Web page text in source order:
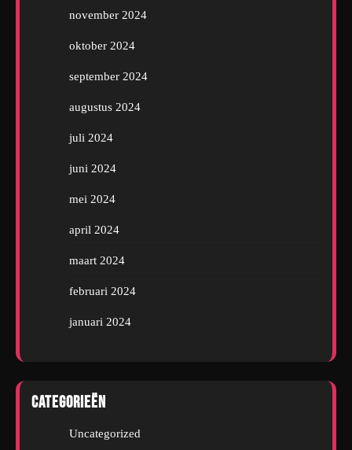
november 2024
oktober 2024
september 2024
augustus 2024
juli 2024
juni 2024
mei 2024
april 2024
maart 2024
februari 2024
januari 2024
Categorieën
Uncategorized